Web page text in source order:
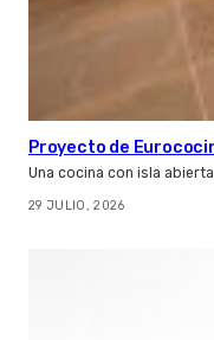
Proyecto de
Una cocina con isla
29 JULIO, 2026